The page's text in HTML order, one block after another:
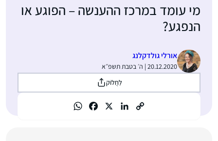
מי עומד במרכז ההענשה – הפוגע או
הנפגע?
אורלי גולדקלנג
20.12.2020 | ה׳ בטבת תשפ״א
לַחֲלוֹק